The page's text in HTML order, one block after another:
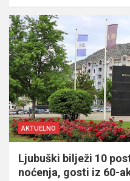
AKTUELNO
Ljubuški bilježi 10
noćenja, gosti iz 60-